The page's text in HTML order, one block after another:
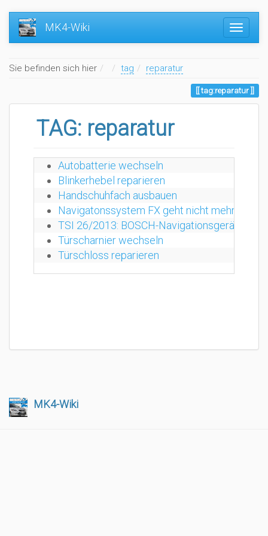
MK4-Wiki
Sie befinden sich hier Home
tag reparatur
tag:reparatur
TAG: reparatur
Autobatterie wechseln
Blinkerhebel reparieren
Handschuhfach ausbauen
Navigatonssystem FX geht nicht mehr an,
TSI 26/2013: BOSCH-Navigationsgerät (5-
Türscharnier wechseln
Türschloss reparieren
MK4-Wiki